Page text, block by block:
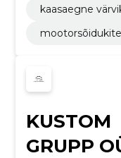
kaasaegne
KUSTOM
GRUPP